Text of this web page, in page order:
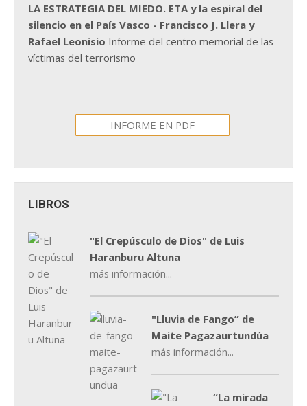
LA ESTRATEGIA DEL MIEDO. ETA y la espiral del
silencio en el País Vasco - Francisco J. Llera y
Rafael Leonisio Informe del centro memorial de las
víctimas del terrorismo
INFORME EN PDF
LIBROS
"El Crepúsculo de Dios" de Luis
Haranburu Altuna
más información...
"Lluvia de Fango” de
Maite Pagazaurtundúa
más información...
“La mirada